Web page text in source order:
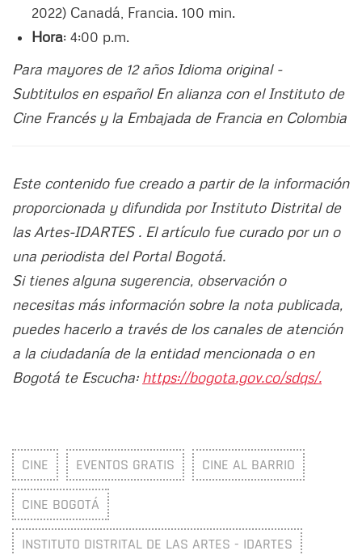
2022) Canadá, Francia. 100 min.
Hora: 4:00 p.m.
Para mayores de 12 años Idioma original -
Subtitulos en español En alianza con el Instituto de
Cine Francés y la Embajada de Francia en Colombia
Este contenido fue creado a partir de la información
proporcionada y difundida por Instituto Distrital de
las Artes-IDARTES . El artículo fue curado por un o
una periodista del Portal Bogotá.
Si tienes alguna sugerencia, observación o
necesitas más información sobre la nota publicada,
puedes hacerlo a través de los canales de atención
a la ciudadanía de la entidad mencionada o en
Bogotá te Escucha: https://bogota.gov.co/sdqs/.
CINE EVENTOS GRATIS CINE AL BARRIO
CINE BOGOTÁ
INSTITUTO DISTRITAL DE LAS ARTES - IDARTES